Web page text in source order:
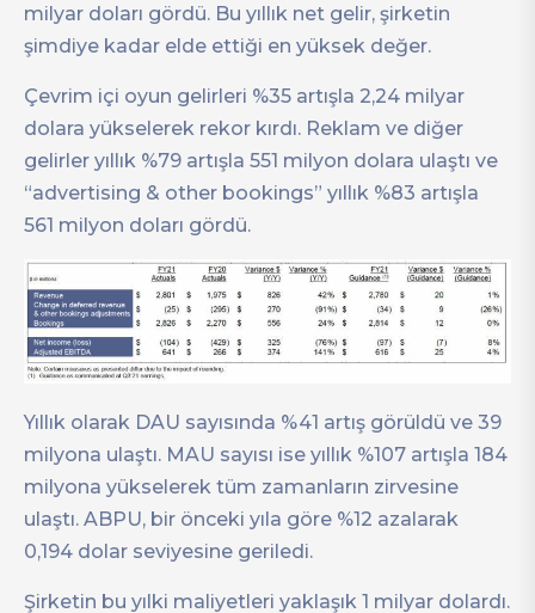
milyar doları gördü. Bu yıllık net gelir, şirketin
şimdiye kadar elde ettiği en yüksek değer.
Çevrim içi oyun gelirleri %35 artışla 2,24 milyar
dolara yükselerek rekor kırdı. Reklam ve diğer
gelirler yıllık %79 artışla 551 milyon dolara ulaştı ve
“advertising & other bookings” yıllık %83 artışla
561 milyon doları gördü.
Yıllık olarak DAU sayısında %41 artış görüldü ve 39
milyona ulaştı. MAU sayısı ise yıllık %107 artışla 184
milyona yükselerek tüm zamanların zirvesine
ulaştı. ABPU, bir önceki yıla göre %12 azalarak
0,194 dolar seviyesine geriledi.
Şirketin bu yılki maliyetleri yaklaşık 1 milyar dolardı.